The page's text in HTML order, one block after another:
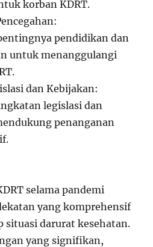
korban KDRT.
pendidikan dan
untuk menanggulangi
dan Kebijakan:
legislasi dan
penanganan
selama pandemi
yang komprehensif
situasi darurat kesehatan.
yang signifikan,